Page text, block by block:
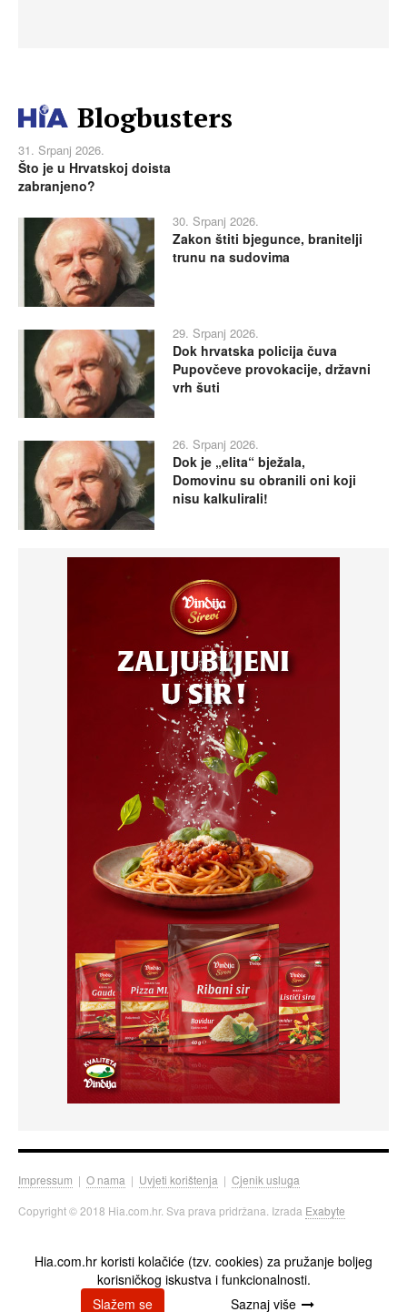
Blogbusters
31. Srpanj 2026.
Što je u Hrvatskoj doista
zabranjeno?
30. Srpanj 2026.
Zakon štiti bjegunce, branitelji
trunu na sudovima
29. Srpanj 2026.
Dok hrvatska policija čuva
Pupovčeve provokacije, državni
vrh šuti
26. Srpanj 2026.
Dok je „elita“ bježala,
Domovinu su obranili oni koji
nisu kalkulirali!
Impressum | O nama | Uvjeti korištenja | Cjenik usluga
Copyright © 2018 Hia.com.hr. Sva prava pridržana. Izrada Exabyte
Hia.com.hr koristi kolačiće (tzv. cookies) za pružanje boljeg
korisničkog iskustva i funkcionalnosti.
Slažem se
Saznaj više